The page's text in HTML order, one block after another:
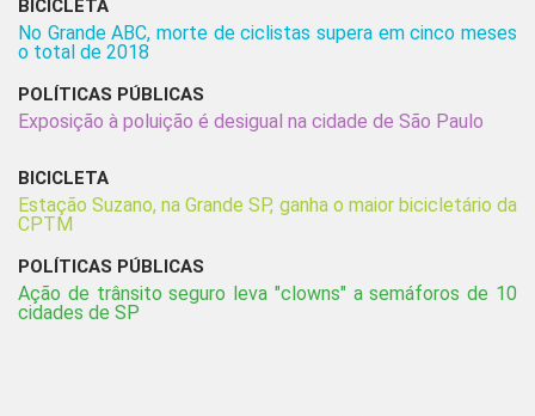
BICICLETA
No Grande ABC, morte de ciclistas supera em cinco meses
o total de 2018
POLÍTICAS PÚBLICAS
Exposição à poluição é desigual na cidade de São Paulo
BICICLETA
Estação Suzano, na Grande SP, ganha o maior bicicletário da
CPTM
POLÍTICAS PÚBLICAS
Ação de trânsito seguro leva "clowns" a semáforos de 10
cidades de SP